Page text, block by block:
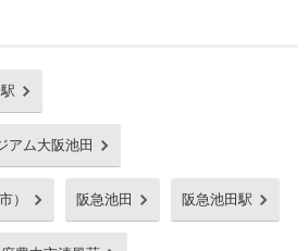
アム大阪池田
） 阪急池田 阪急池田駅